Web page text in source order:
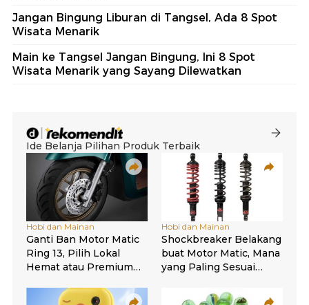
Jangan Bingung Liburan di Tangsel, Ada 8 Spot
Wisata Menarik
Main ke Tangsel Jangan Bingung, Ini 8 Spot
Wisata Menarik yang Sayang Dilewatkan